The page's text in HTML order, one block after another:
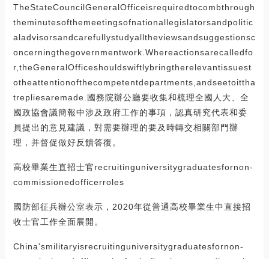
TheStateCouncilGeneralOfficeisrequiredtocombthrough
theminutesofthemeetingsofnationallegislatorsandpolitic
aladvisorsandcarefullystudyalltheviewsandsuggestionsc
oncerningthegovernmentwork.Whereactionsarecalledfo
r,theGeneralOfficeshouldswiftlybringtherelevantissuest
otheattentionofthecompetentdepartments,andseetoittha
trepliesaremade.國務院辦公廳要收集和梳理全國人大、全
國政協會議簡報中涉及政府工作的事項，認真研究代表和委
員提出的意見建議，對需要辦理的要及時轉交相關部門辦
理，并督促做好反饋答復。
高校畢業生直招士官recruitinguniversitygraduatesfornon-
commissionedofficerroles
國防部征兵辦公室表示，2020年從普通高校畢業生中直接招
收士官工作全面展開。
China'smilitaryisrecruitinguniversitygraduatesfornon-